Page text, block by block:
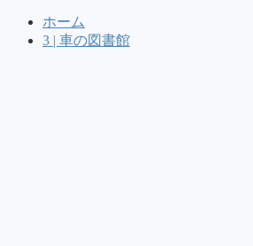
ホーム
3 | 車の図書館